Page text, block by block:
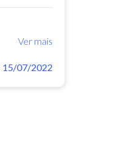
Ver mais
15/07/2022